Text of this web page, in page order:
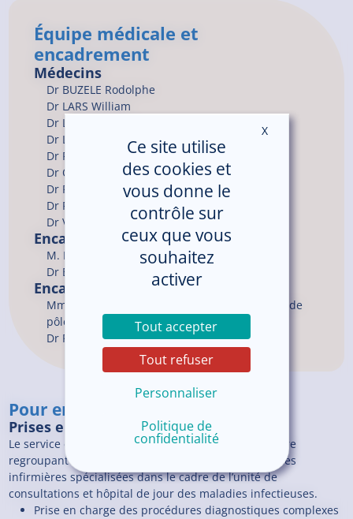
Équipe médicale et
encadrement
Médecins
Dr BUZELE Rodolphe
Dr LARS William
Dr LE MOAL
Dr LE TACON
Mélanie
Dr POUSSIER
Léa
Dr QUENET
Marion
Dr RABIER
Valérie
Dr ROMARU
DrVATAN
Encadrement du service
M. L’HERMITTE Denis, Cadre de santé
Dr BUZELE Rodolphe, Chef de service
Encadrement du pôle
Mme MARREC Magalie, Cadre coordonnateur de
pôle
Dr PORNEUF Marc, Chef de pôle
Pour en savoir plus
Prises en charge
Le service est composé d’une équipe pluridisciplinaire
regroupant des médecins infectiologues ainsi que des
infirmières spécialisées dans le cadre de l’unité de
consultations et hôpital de jour des maladies infectieuses.
Prise en charge des procédures diagnostiques complexes
Ce site utilise
des cookies et
vous donne le
contrôle sur
ceux que vous
souhaitez
activer
Tout accepter
Tout refuser
Personnaliser
Politique de
confidentialité
XMasquer le